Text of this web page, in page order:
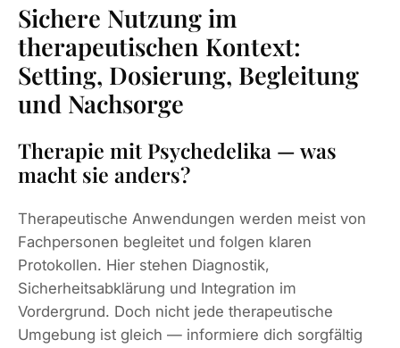
Sichere Nutzung im
therapeutischen Kontext:
Setting, Dosierung, Begleitung
und Nachsorge
Therapie mit Psychedelika — was
macht sie anders?
Therapeutische Anwendungen werden meist von
Fachpersonen begleitet und folgen klaren
Protokollen. Hier stehen Diagnostik,
Sicherheitsabklärung und Integration im
Vordergrund. Doch nicht jede therapeutische
Umgebung ist gleich — informiere dich sorgfältig